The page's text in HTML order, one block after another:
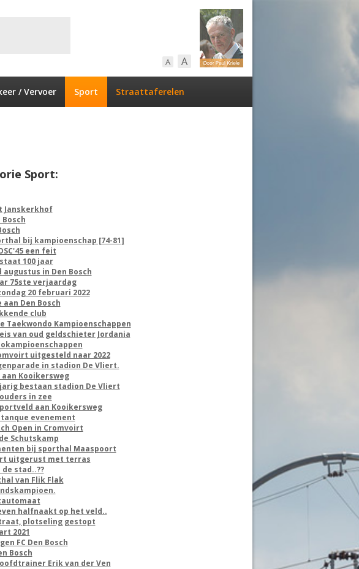
A A
/ Vervoer Sport Straattaferelen
Sport:
Janskerkhof
bij kampioenschap [74-81]
een feit
100 jaar
in Den Bosch
75ste verjaardag
20 februari 2022
Den Bosch
club
Taekwondo Kampioenschappen
van oud geldschieter Jordania
uitgesteld naar 2022
in stadion De Vliert.
Kooikersweg
bestaan stadion De Vliert
in zee
aan Kooikersweg
evenement
Open in Cromvoirt
Schutskamp
bij sporthal Maaspoort
uitgerust met terras
stad..??
van Flik Flak
halfnaakt op het veld..
plotseling gestopt
2021
FC Den Bosch
Bosch
Erik van der Ven